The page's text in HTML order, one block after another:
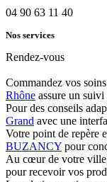
04 90 63 11 40
Nos services
Rendez-vous
Commandez vos
Rhône assure un
Pour des conseils
Grand avec une
Votre point de repère
BUZANCY pour
Au cœur de votre
pour recevoir vos